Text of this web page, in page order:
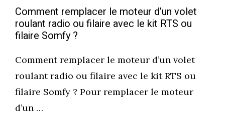
Comment remplacer le moteur d’un volet
roulant radio ou filaire avec le kit RTS ou
filaire Somfy ?
Comment remplacer le moteur d’un volet
roulant radio ou filaire avec le kit RTS ou
filaire Somfy ? Pour remplacer le moteur
d’un …